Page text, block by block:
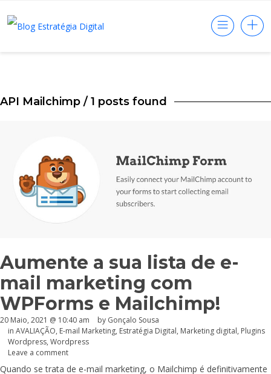
API Mailchimp / 1 posts found
Aumente a sua lista de e-
mail marketing com
WPForms e Mailchimp!
20 Maio, 2021 @ 10:40 am by Gonçalo Sousa
in AVALIAÇÃO, E-mail Marketing, Estratégia Digital, Marketing digital, Plugins
Wordpress, Wordpress
Leave a comment
Quando se trata de e-mail marketing, o Mailchimp é definitivamente